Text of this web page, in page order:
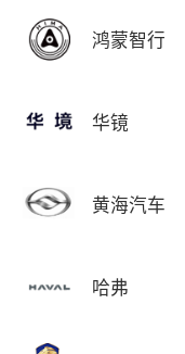
鸿蒙智行
华镜
黄海汽车
哈弗